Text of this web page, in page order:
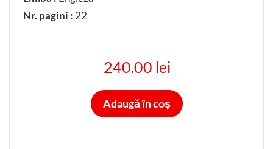
Nr. pagini : 22
240.00 lei
Adaugă în coș